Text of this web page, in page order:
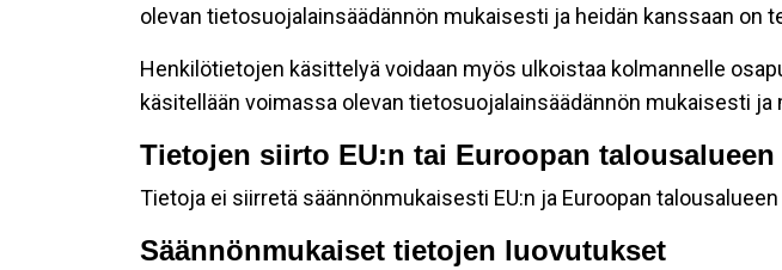
olevan tietosuojalainsäädännön mukaisesti ja heidän kanssaan
Henkilötietojen käsittelyä voidaan myös ulkoistaa kolmannelle
käsitellään voimassa olevan tietosuojalainsäädännön mukaisesti
Tietojen siirto EU:n tai Euroopan
Tietoja ei siirretä säännönmukaisesti EU:n ja Euroopan
Säännönmukaiset tietojen luovutukset